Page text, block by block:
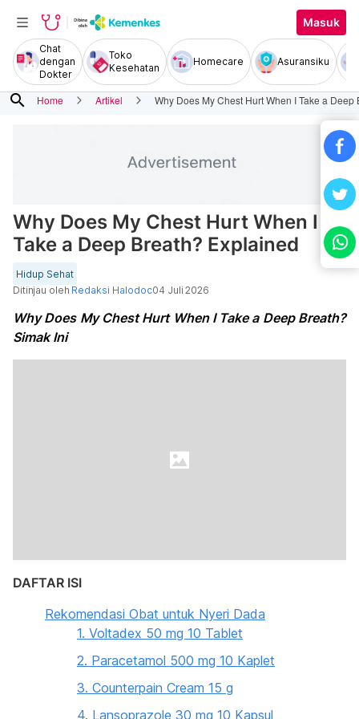
Masuk
Chat
dengan
Dokter
Toko
Kesehatan
Homecare Asuransiku
search Home Artikel Why Does My Chest Hurt When I Take a
Why Does My Chest Hurt When I
Take a Deep Breath? Explained
Hidup Sehat
Ditinjau oleh Redaksi Halodoc04 Juli 2026
Why Does My Chest Hurt When I Take a Deep Breath?
Simak Ini
DAFTAR ISI
Rekomendasi Obat untuk Nyeri Dada
1. Voltadex 50 mg 10 Tablet
2. Paracetamol 500 mg 10 Kaplet
3. Counterpain Cream 15 g
4. Lansoprazole 30 mg 10 Kapsul